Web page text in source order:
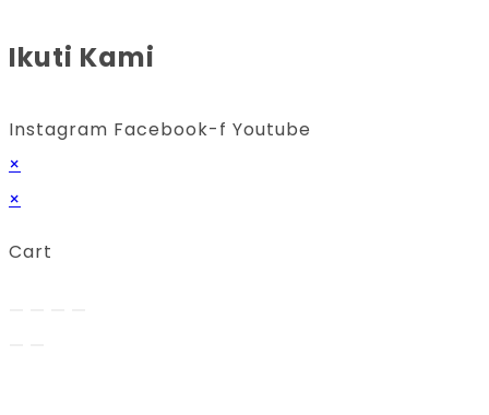
Ikuti Kami
Instagram Facebook-f Youtube
×
×
Cart